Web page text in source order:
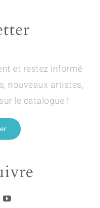
et restez informé
nouveaux artistes,
le catalogue !